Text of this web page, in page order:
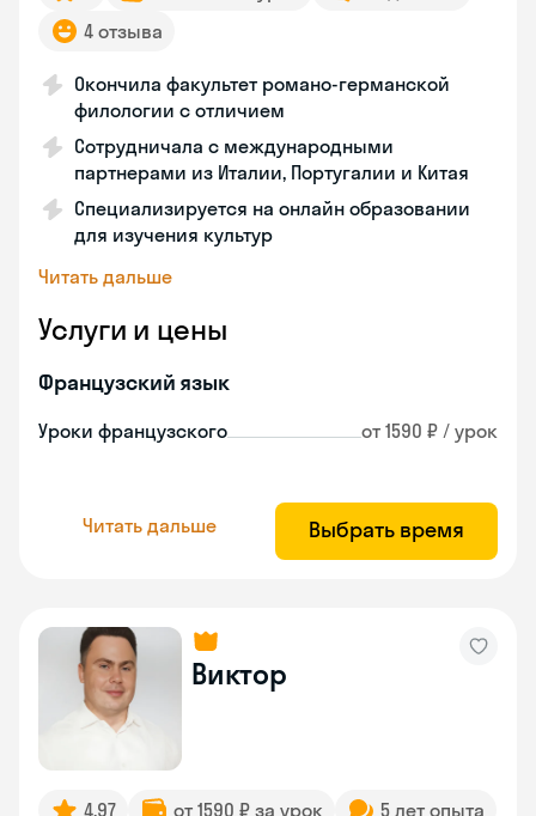
4 отзыва
Окончила факультет романо-германской
филологии с отличием
Сотрудничала с международными
партнерами из Италии, Португалии и Китая
Специализируется на онлайн образовании
для изучения культур
Читать дальше
Услуги и цены
Французский язык
Уроки французского от 1590 ₽ / урок
Читать дальше Выбрать время
Виктор
4.97 от 1590 ₽ за урок 5 лет опыта